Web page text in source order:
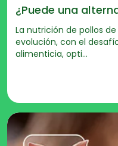
¿Puede una
La nutrición de pollos
evolución, con el
alimenticia, opti...